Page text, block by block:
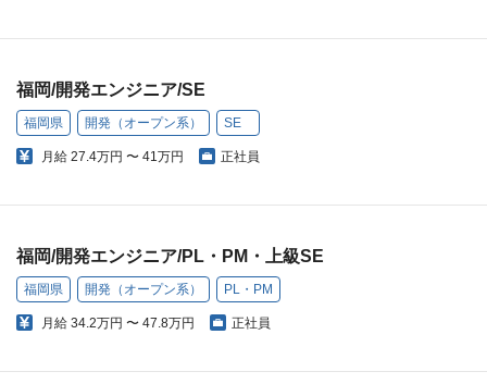
福岡/開発エンジニア/SE
福岡県 開発（オープン系） SE
月給 27.4万円 〜 41万円 正社員
福岡/開発エンジニア/PL・PM・上級SE
福岡県 開発（オープン系） PL・PM
月給 34.2万円 〜 47.8万円 正社員